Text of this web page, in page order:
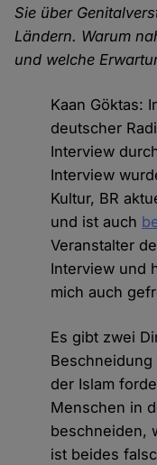
Sie über
Ländern. Warum
und welche
Kaan Göktas:
deutscher
Interview
Interview
Kultur, BR
und ist auch
Veranstalter
Interview und
mich auch
Es gibt zwei
der Islam
Menschen in
beschneiden,
ist beides